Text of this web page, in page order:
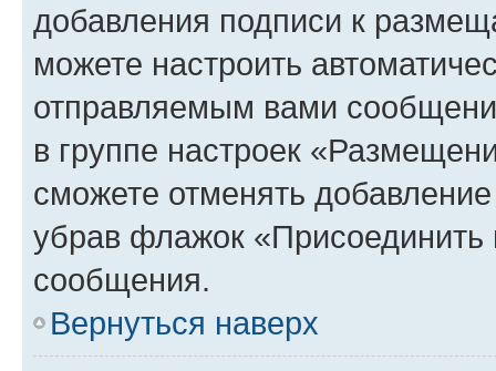
добавления подписи к
можете настроить
отправляемым вами
в группе настроек
сможете отменять
убрав флажок
сообщения.
Вернуться наверх